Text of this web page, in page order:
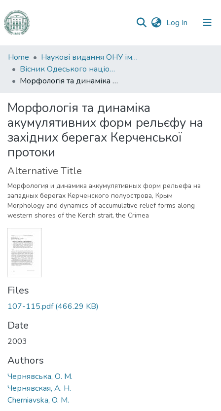
Log In (current)
Communities
&
Collections
Statistics
Home
Наукові видання ОНУ імені І. І. Мечникова
Вісник Одеського національного університету. Географічні та геологічні науки
Морфологія та динаміка акумулятивних форм рельєфу на західних берегах Керченської протоки
Морфологія та динаміка
акумулятивних форм рельєфу на
західних берегах Керченської
протоки
Alternative Title
Морфология и динамика аккумулятивных форм рельефа на
западных берегах Керченского полуострова, Крым
Morphology and dynamics of accumulative relief forms along
western shores of the Kerch strait, the Crimea
Files
107-115.pdf(466.29 KB)
Date
2003
Authors
Чернявська, О. М.
Чернявская, А. Н.
Cherniavska, O. M.